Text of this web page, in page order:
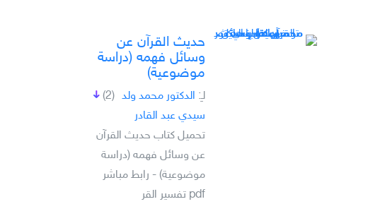
حديث القرآن عن
وسائل فهمه (دراسة
موضوعية)
(2) لـِ: الدكتور محمد ولد
سيدي عبد القادر
تحميل كتاب حديث القرآن
عن وسائل فهمه (دراسة
موضوعية) - رابط مباشر
pdf تفسير القر